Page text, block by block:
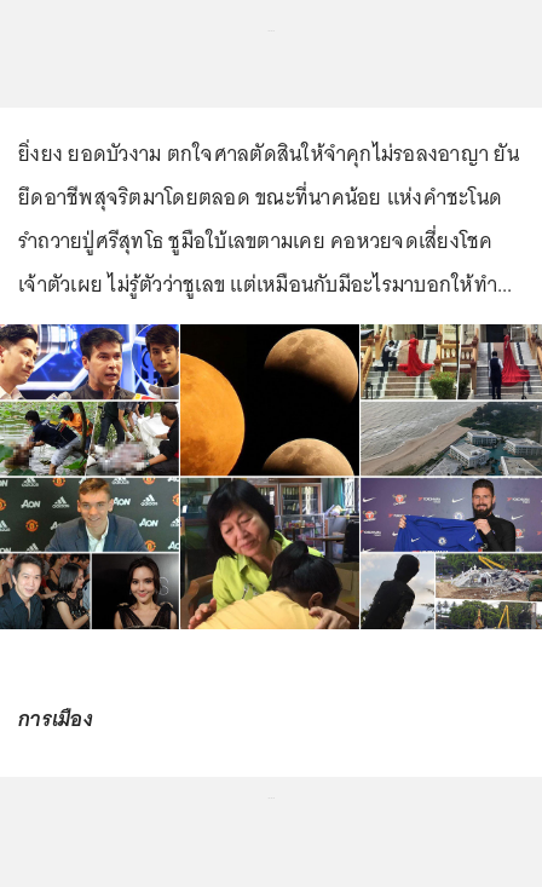
ยิ่งยง ยอดบัวงาม ตกใจศาลตัดสินให้จำคุกไม่รอลงอาญา ยัน
ยึดอาชีพสุจริตมาโดยตลอด ขณะที่นาคน้อย แห่งคำชะโนด
รำถวายปู่ศรีสุทโธ ชูมือใบ้เลขตามเคย คอหวยจดเสี่ยงโชค
เจ้าตัวเผย ไม่รู้ตัวว่าชูเลข แต่เหมือนกับมีอะไรมาบอกให้ทำ...
การเมือง